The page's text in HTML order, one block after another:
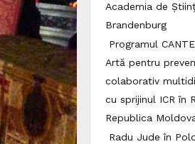
Academia de
Brandenburg
Programul
Artă pentru
colaborativ
cu sprijinul ICR în
Republica
Radu Jude în